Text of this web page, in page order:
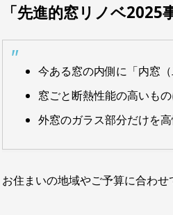
「先進的窓リノベ2025
今ある窓の内側に「内窓
窓ごと断熱性能の高いも
外窓のガラス部分だけを
お住まいの地域やご予算に合わせ